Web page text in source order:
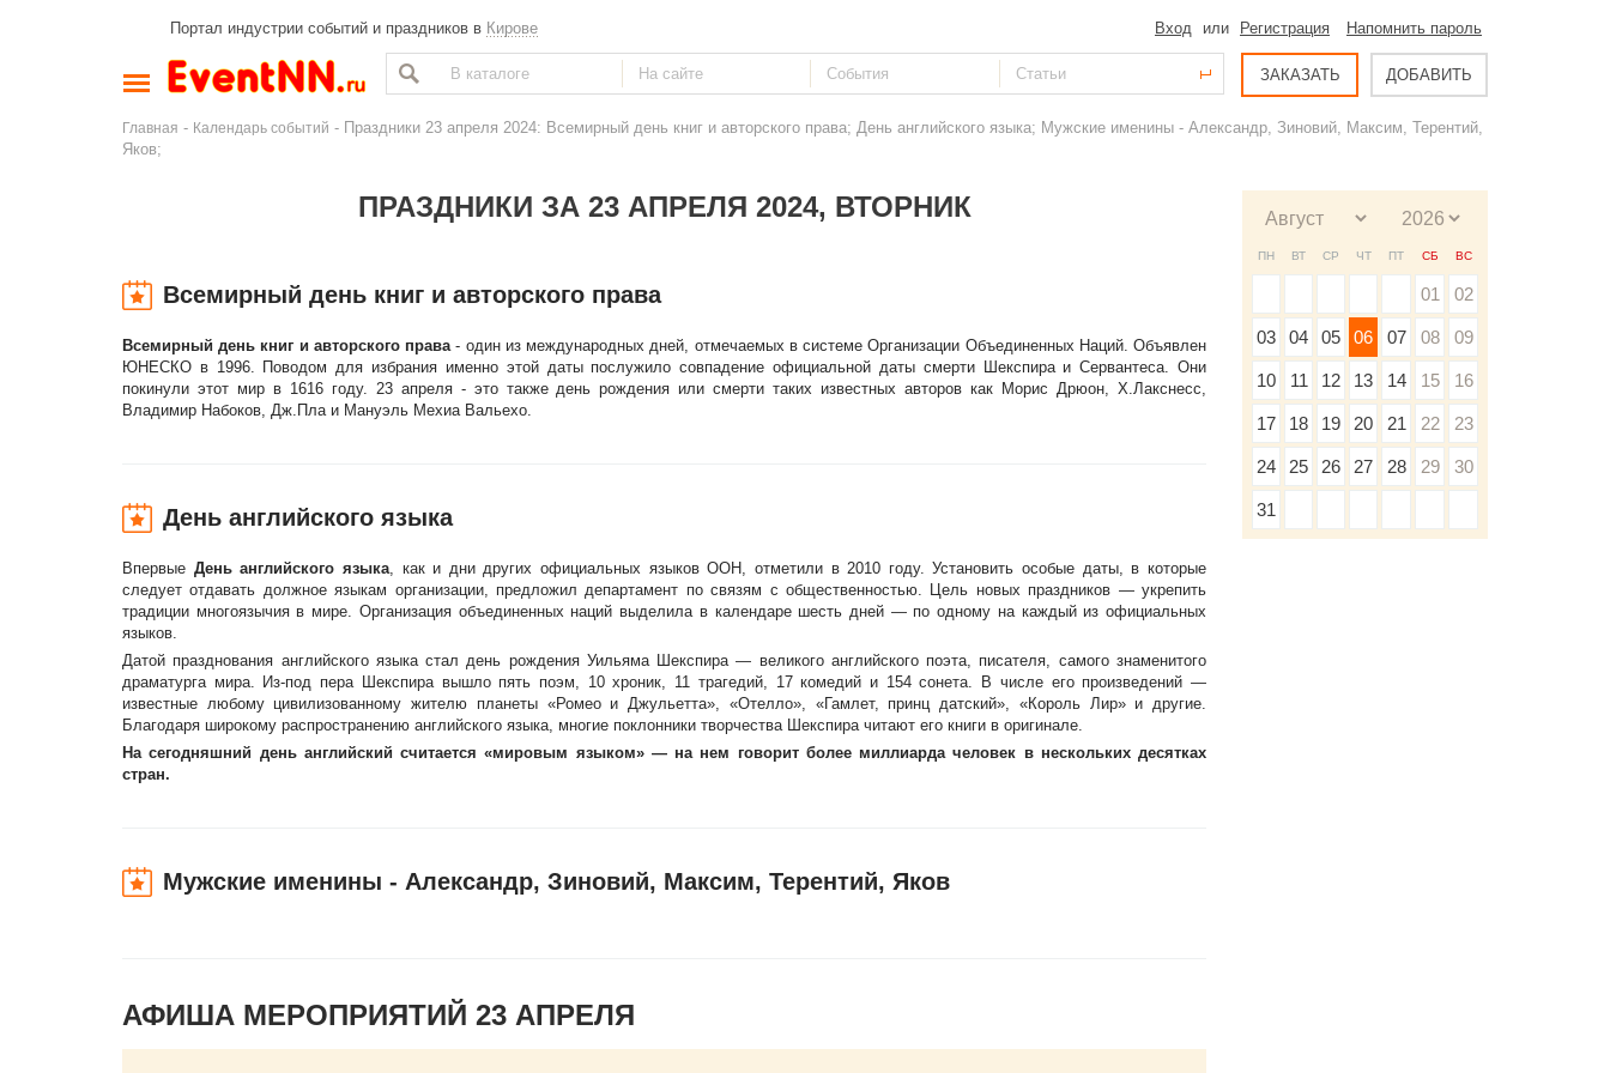
Портал индустрии событий и праздников в Кирове Вход или Регистрация Напомнить пароль
ЗАКАЗАТЬ ДОБАВИТЬ
Главная - Календарь событий - Праздники 23 апреля 2024: Всемирный день книг и авторского права; День английского языка; Мужские именины - Александр, Зиновий, Максим, Терентий,
Яков;
ПРАЗДНИКИ ЗА 23 АПРЕЛЯ 2024, ВТОРНИК
Всемирный день книг и авторского права
Всемирный день книг и авторского права- один из международных дней, отмечаемых в системе Организации Объединенных Наций. Объявлен
ЮНЕСКО в 1996. Поводом для избрания именно этой даты послужило совпадение официальной даты смерти Шекспира и Сервантеса. Они
покинули этот мир в 1616 году. 23 апреля - это также день рождения или смерти таких известных авторов как Морис Дрюон, X.Лакснесс,
Владимир Набоков, Дж.Пла и Мануэль Мехиа Вальехо.
День английского языка
Впервые День английского языка, как и дни других официальных языков ООН, отметили в 2010 году. Установить особые даты, в которые
следует отдавать должное языкам организации, предложил департамент по связям с общественностью. Цель новых праздников — укрепить
традиции многоязычия в мире. Организация объединенных наций выделила в календаре шесть дней — по одному на каждый из официальных
языков.
Датой празднования английского языка стал день рождения Уильяма Шекспира — великого английского поэта, писателя, самого знаменитого
драматурга мира. Из-под пера Шекспира вышло пять поэм, 10 хроник, 11 трагедий, 17 комедий и 154 сонета. В числе его произведений —
известные любому цивилизованному жителю планеты «Ромео и Джульетта», «Отелло», «Гамлет, принц датский», «Король Лир» и другие.
Благодаря широкому распространению английского языка, многие поклонники творчества Шекспира читают его книги в оригинале.
На сегодняшний день английский считается «мировым языком» — на нем говорит более миллиарда человек в нескольких десятках
стран.
Мужские именины - Александр, Зиновий, Максим, Терентий, Яков
АФИША МЕРОПРИЯТИЙ 23 АПРЕЛЯ
ПН ВТ СР ЧТ ПТ СБ ВС
01 02
03 04 05 06 07 08 09
10 11 12 13 14 15 16
17 18 19 20 21 22 23
24 25 26 27 28 29 30
31